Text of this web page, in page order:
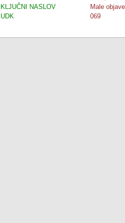
KLJUČNI NASLOV
Male objave
UDK
069